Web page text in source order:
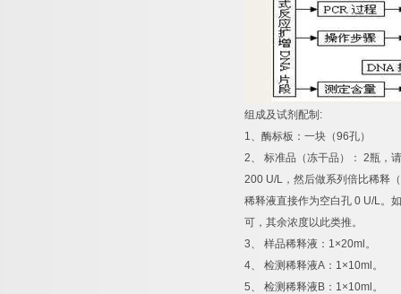
组成及试剂配制 :
1、酶标板：一块（96孔）
2、 标准品（冻干品）： 2瓶，
200 U/L ，然后做系列倍比稀释
稀释液直接作为空白孔 0 U/L。
可，其余浓度以此类推。
3、 样品稀释液： 1×20ml 。
4、 检测稀释液A ： 1×10ml 。
5、 检测稀释液 B ： 1×10ml 。